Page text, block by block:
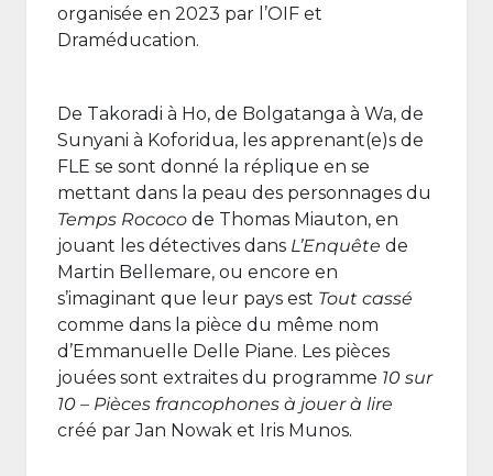
organisée en 2023 par l’OIF et
Draméducation.
De Takoradi à Ho, de Bolgatanga à Wa, de
Sunyani à Koforidua, les apprenant(e)s de
FLE se sont donné la réplique en se
mettant dans la peau des personnages du
Temps Rococo de Thomas Miauton, en
jouant les détectives dans L’Enquête de
Martin Bellemare, ou encore en
s’imaginant que leur pays est Tout cassé
comme dans la pièce du même nom
d’Emmanuelle Delle Piane. Les pièces
jouées sont extraites du programme 10 sur
10 – Pièces francophones à jouer à lire
créé par Jan Nowak et Iris Munos.